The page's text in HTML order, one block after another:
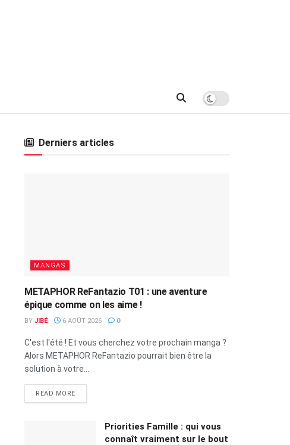
Derniers articles
MANGAS
METAPHOR ReFantazio T01 : une aventure
épique comme on les aime !
BY JIBÉ 6 AOÛT 2026 0
C'est l'été ! Et vous cherchez votre prochain manga ?
Alors METAPHOR ReFantazio pourrait bien être la
solution à votre...
READ MORE
Priorities Famille : qui vous
connaît vraiment sur le bout